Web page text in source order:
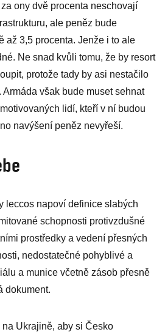
za ony dvě procenta neschovají
ale peněz bude
až 3,5 procenta. Jenže i to ale
Ne snad kvůli tomu, že by resort
protože tady by asi nestačilo
však bude muset sehnat
lidí, kteří v ní budou
navýšení peněz nevyřeší.
leccos napoví definice slabých
schopnosti protivzdušné
prostředky a vedení přesných
nedostatečné pohyblivé a
a munice včetně zásob přesně
dokument.
Ukrajině, aby si Česko